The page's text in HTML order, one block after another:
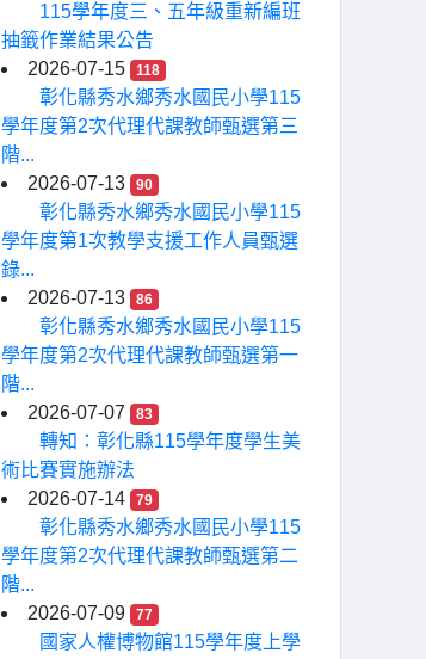
115學年度三、五年級重新編班
抽籤作業結果公告
2026-07-15
118
彰化縣秀水鄉秀水國民小學115
學年度第2次代理代課教師甄選第三
階...
2026-07-13
90
彰化縣秀水鄉秀水國民小學115
學年度第1次教學支援工作人員甄選
錄...
2026-07-13
86
彰化縣秀水鄉秀水國民小學115
學年度第2次代理代課教師甄選第一
階...
2026-07-07
83
轉知：彰化縣115學年度學生美
術比賽實施辦法
2026-07-14
79
彰化縣秀水鄉秀水國民小學115
學年度第2次代理代課教師甄選第二
階...
2026-07-09
77
國家人權博物館115學年度上學